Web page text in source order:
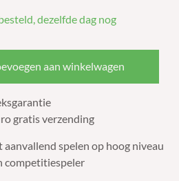
dezelfde dag nog
aan winkelwagen
gratis verzending
spelen op hoog niveau
competitiespeler